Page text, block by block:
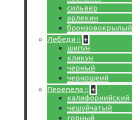
сильвер
арлекин
бронзовокрылый
Лебеди
+
шипун
кликун
черный
черношеий
Перепела
+
калифорнийский
чешуйчатый
горный